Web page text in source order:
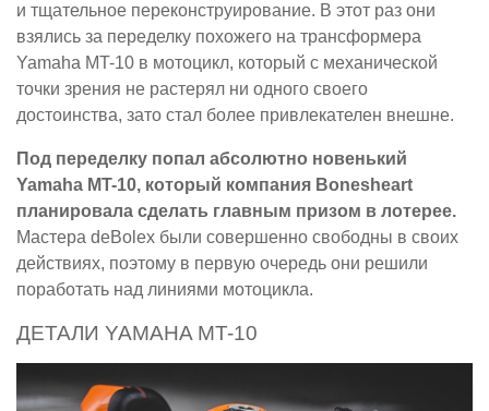
и тщательное переконструирование. В этот раз они
взялись за переделку похожего на трансформера
Yamaha MT-10 в мотоцикл, который с механической
точки зрения не растерял ни одного своего
достоинства, зато стал более привлекателен внешне.
Под переделку попал абсолютно новенький
Yamaha MT-10, который компания Bonesheart
планировала сделать главным призом в лотерее.
Мастера deBolex были совершенно свободны в своих
действиях, поэтому в первую очередь они решили
поработать над линиями мотоцикла.
ДЕТАЛИ YAMAHA MT-10